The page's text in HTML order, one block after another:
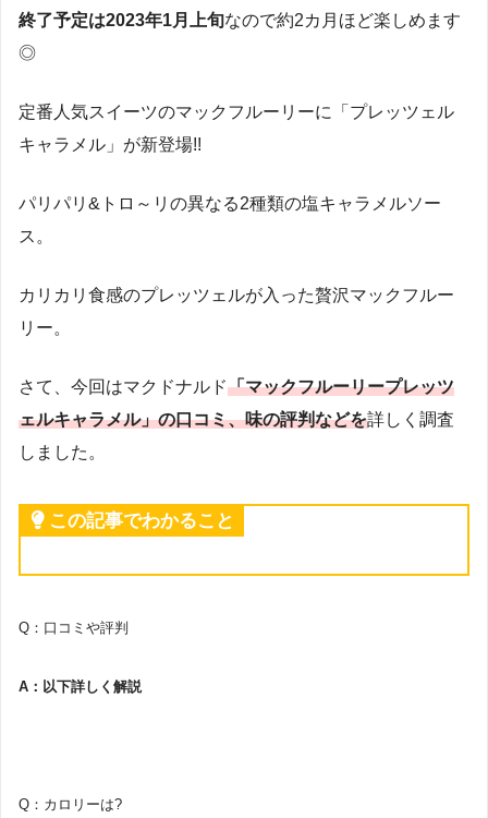
終了予定は2023年1月上旬なので約2カ月ほど楽しめます
◎
定番人気スイーツのマックフルーリーに「プレッツェル
キャラメル」が新登場!!
パリパリ&トロ～リの異なる2種類の塩キャラメルソー
ス。
カリカリ食感のプレッツェルが入った贅沢マックフルー
リー。
さて、今回はマクドナルド「マックフルーリープレッツ
ェルキャラメル」の口コミ、味の評判などを詳しく調査
しました。
この記事でわかること
Q：口コミや評判
A：以下詳しく解説
Q：カロリーは?